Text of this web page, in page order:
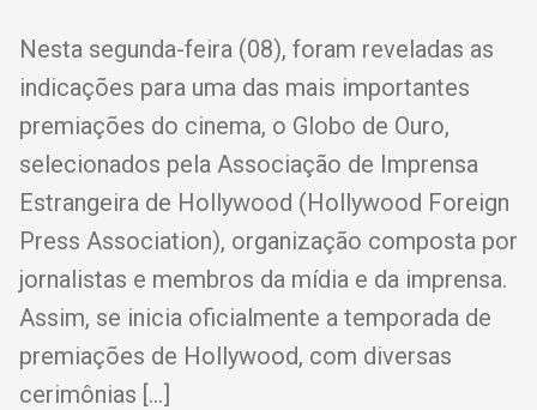
Nesta segunda-feira (08), foram reveladas as
indicações para uma das mais importantes
premiações do cinema, o Globo de Ouro,
selecionados pela Associação de Imprensa
Estrangeira de Hollywood (Hollywood Foreign
Press Association), organização composta por
jornalistas e membros da mídia e da imprensa.
Assim, se inicia oficialmente a temporada de
premiações de Hollywood, com diversas
cerimônias […]